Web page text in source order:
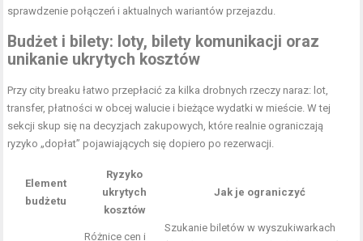
sprawdzenie połączeń i aktualnych wariantów przejazdu.
Budżet i bilety: loty, bilety komunikacji oraz
unikanie ukrytych kosztów
Przy city breaku łatwo przepłacić za kilka drobnych rzeczy naraz: lot,
transfer, płatności w obcej walucie i bieżące wydatki w mieście. W tej
sekcji skup się na decyzjach zakupowych, które realnie ograniczają
ryzyko „dopłat” pojawiających się dopiero po rezerwacji.
Element
budżetu
Ryzyko
ukrytych
kosztów
Jak je ograniczyć
Różnice cen i
Szukanie biletów w wyszukiwarkach